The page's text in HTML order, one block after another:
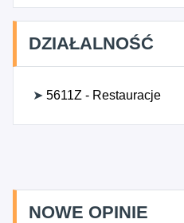
DZIAŁALNOŚĆ
➤ 5611Z - Restauracje
NOWE OPINIE